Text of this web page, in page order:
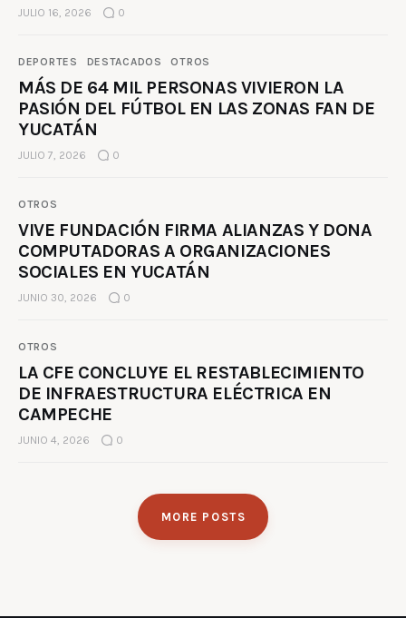
JULIO 16, 2026 0
DEPORTES DESTACADOS OTROS
MÁS DE 64 MIL PERSONAS VIVIERON LA
PASIÓN DEL FÚTBOL EN LAS ZONAS FAN DE
YUCATÁN
JULIO 7, 2026 0
OTROS
VIVE FUNDACIÓN FIRMA ALIANZAS Y DONA
COMPUTADORAS A ORGANIZACIONES
SOCIALES EN YUCATÁN
JUNIO 30, 2026 0
OTROS
LA CFE CONCLUYE EL RESTABLECIMIENTO
DE INFRAESTRUCTURA ELÉCTRICA EN
CAMPECHE
JUNIO 4, 2026 0
MORE POSTS